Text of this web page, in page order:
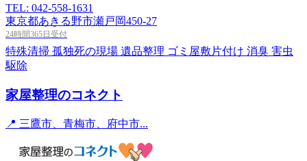
TEL: 042-558-1631
東京都あきる野市瀬戸岡450-27
24時間365日受付
特殊清掃 孤独死の現場 遺品整理 ゴミ屋敷片付け 消臭 害虫
駆除
家屋整理のコネクト
📍 三鷹市、青梅市、府中市...